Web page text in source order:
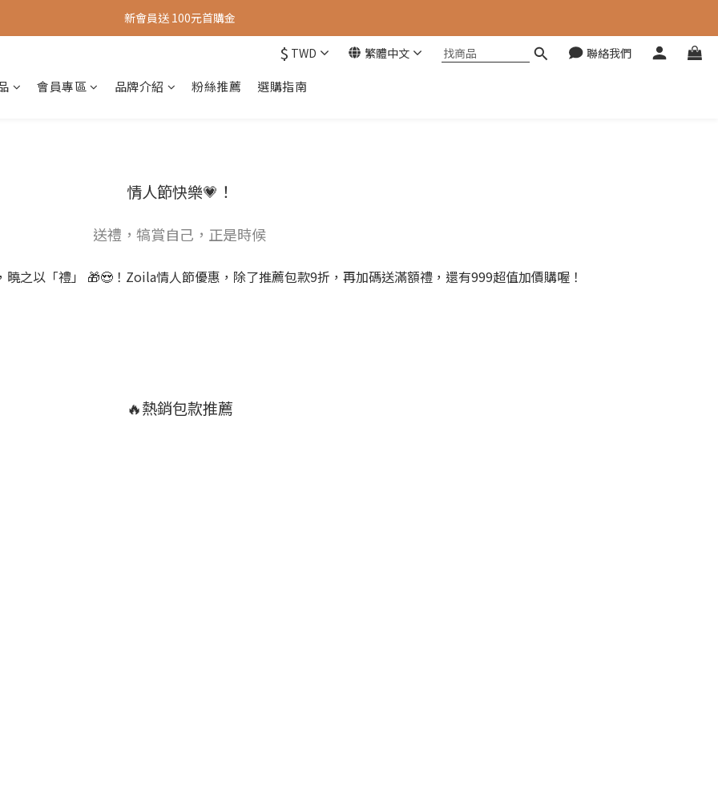
新會員送 100元首購金
新會員送 100元首購金
夏日旅行推薦包款9折，滿額再送很隨興托特包
新會員送 100元首購金
$ TWD 繁體中文 聯絡我們
會員專區 品牌介紹 粉絲推薦 選購指南
情人節快樂💗！
送禮，犒賞自己，正是時候
之以「禮」 🎁😍！Zoila情人節優惠，除了推薦包款9折，再加碼送滿額禮，還有999超值加價購喔！
🔥熱銷包款推薦